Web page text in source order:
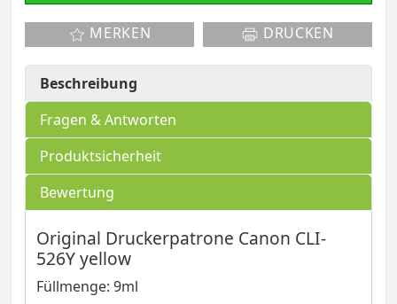
MERKEN DRUCKEN
Beschreibung
Fragen & Antworten
Produktsicherheit
Bewertung
Original Druckerpatrone Canon CLI-
526Y yellow
Füllmenge: 9ml